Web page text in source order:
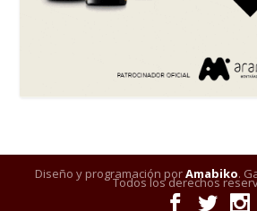
Diseño y programación porAmabiko.
Todos los derechos